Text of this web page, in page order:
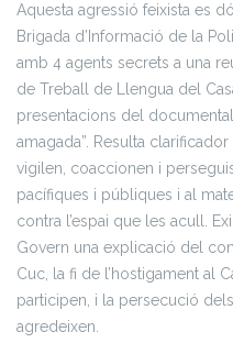
Aquesta agressió feixista es
Brigada d’Informació de la
amb 4 agents secrets a una
de Treball de Llengua del
presentacions del
amagada”. Resulta
vigilen, coaccionen i
pacífiques i públiques i al
contra l’espai que les acull.
Govern una explicació del
Cuc, la fi de l’hostigament al
participen, i la persecució
agredeixen.